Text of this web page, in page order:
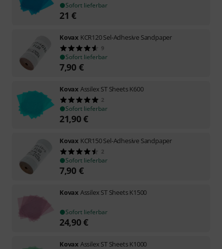
Sofort lieferbar
21 €
Kovax KCR120 Sel-Adhesive Sandpaper
9
Sofort lieferbar
7,90 €
Kovax Assilex ST Sheets K600
2
Sofort lieferbar
21,90€
Kovax KCR150 Sel-Adhesive Sandpaper
2
Sofort lieferbar
7,90 €
Kovax Assilex ST Sheets K1500
Sofort lieferbar
24,90€
Kovax Assilex ST Sheets K1000